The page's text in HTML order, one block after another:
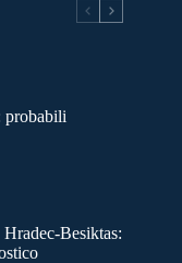
probabili
Besiktas: